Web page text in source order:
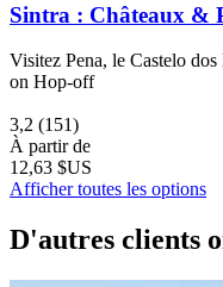
Sintra : Châteaux &
Visitez Pena, le Castelo
on Hop-off
3,2 (151)
À partir de
12,63 $US
Afficher toutes les options
D'autres clients